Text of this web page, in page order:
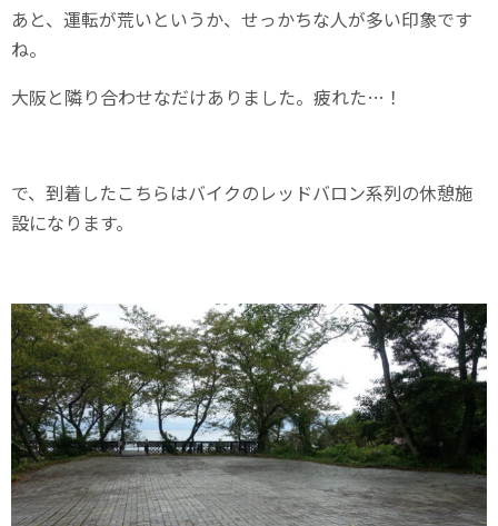
あと、運転が荒いというか、せっかちな人が多い印象です
ね。
大阪と隣り合わせなだけありました。疲れた…！
で、到着したこちらはバイクのレッドバロン系列の休憩施
設になります。